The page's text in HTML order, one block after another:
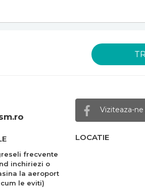
frecvente
inchiriezi o
la aeroport
cum le eviti)
Viziteaza-
LOCATIE